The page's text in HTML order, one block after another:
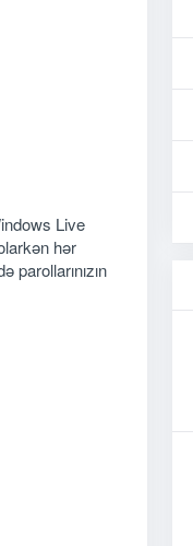
Live
hər